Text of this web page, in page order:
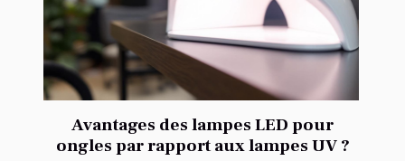
Avantages des lampes LED pour
ongles par rapport aux lampes UV ?